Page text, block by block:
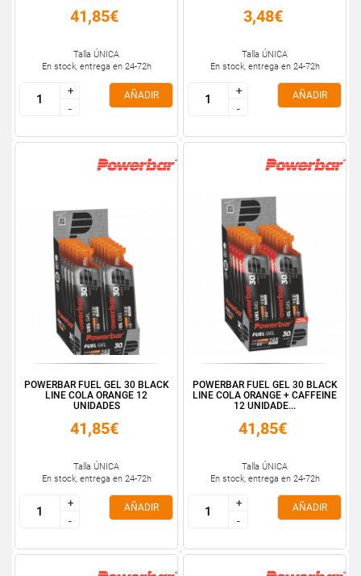
41,85€
Talla ÚNICA
En stock, entrega en 24-72h
+
-
+
-
AÑADIR
3,48€
Talla ÚNICA
En stock, entrega en 24-72h
+
-
+
-
AÑADIR
POWERBAR FUEL GEL 30 BLACK
LINE COLA ORANGE 12
UNIDADES
41,85€
Talla ÚNICA
En stock, entrega en 24-72h
+
-
+
-
AÑADIR
POWERBAR FUEL GEL 30 BLACK
LINE COLA ORANGE + CAFFEINE
12 UNIDADE...
41,85€
Talla ÚNICA
En stock, entrega en 24-72h
+
-
+
-
AÑADIR